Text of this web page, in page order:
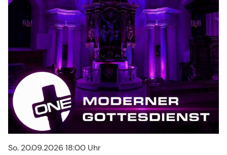
So. 20.09.2026 18:00 Uhr